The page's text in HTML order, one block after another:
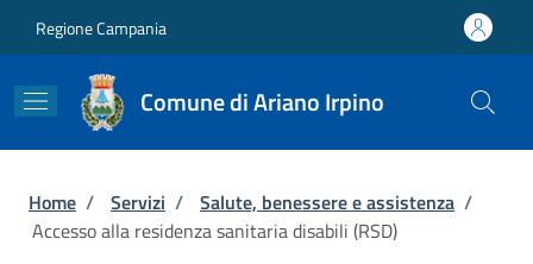
Regione Campania
Comune di Ariano Irpino
Briciole di pane
Home / Servizi / Salute, benessere e assistenza /
Accesso alla residenza sanitaria disabili (RSD)